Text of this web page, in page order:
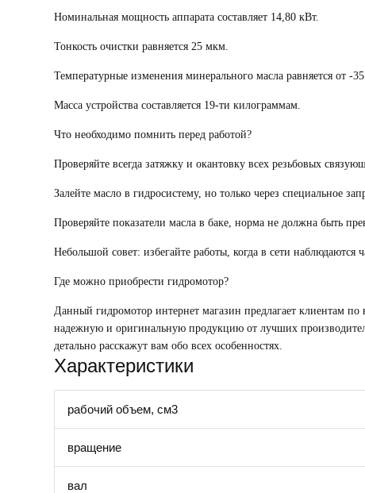
Номинальная мощность аппарата составляет 14,80 кВт.
Тонкость очистки равняется 25 мкм.
Температурные изменения минерального масла равняется от -
Масса устройства составляется 19-ти килограммам.
Что необходимо помнить перед работой?
Проверяйте всегда затяжку и окантовку всех резьбовых
Залейте масло в гидросистему, но только через специальное
Проверяйте показатели масла в баке, норма не должна быть
Небольшой совет: избегайте работы, когда в сети
Где можно приобрести гидромотор?
Данный гидромотор интернет магазин предлагает клиентам
надежную и оригинальную продукцию от лучших
детально расскажут вам обо всех особенностях.
Характеристики
рабочий объем, см3
вращение
вал